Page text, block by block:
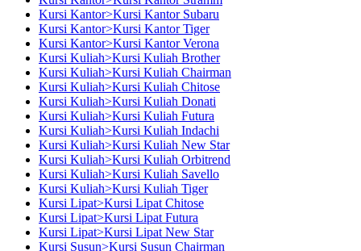
Kursi Kantor>Kursi Kantor Subaru
Kursi Kantor>Kursi Kantor Tiger
Kursi Kantor>Kursi Kantor Verona
Kursi Kuliah>Kursi Kuliah Brother
Kursi Kuliah>Kursi Kuliah Chairman
Kursi Kuliah>Kursi Kuliah Chitose
Kursi Kuliah>Kursi Kuliah Donati
Kursi Kuliah>Kursi Kuliah Futura
Kursi Kuliah>Kursi Kuliah Indachi
Kursi Kuliah>Kursi Kuliah New Star
Kursi Kuliah>Kursi Kuliah Orbitrend
Kursi Kuliah>Kursi Kuliah Savello
Kursi Kuliah>Kursi Kuliah Tiger
Kursi Lipat>Kursi Lipat Chitose
Kursi Lipat>Kursi Lipat Futura
Kursi Lipat>Kursi Lipat New Star
Kursi Susun>Kursi Susun Chairman